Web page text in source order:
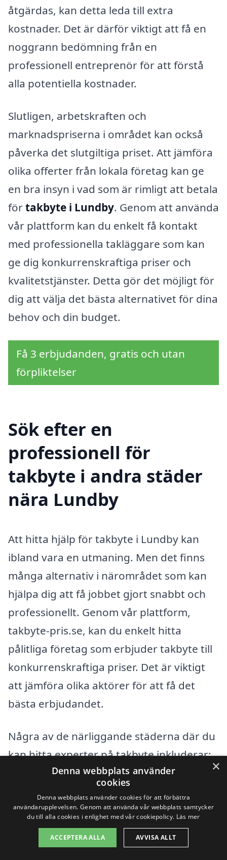
åtgärdas, kan detta leda till extra
kostnader. Det är därför viktigt att få en
noggrann bedömning från en
professionell entreprenör för att förstå
alla potentiella kostnader.
Slutligen, arbetskraften och
marknadspriserna i området kan också
påverka det slutgiltiga priset. Att jämföra
olika offerter från lokala företag kan ge
en bra insyn i vad som är rimligt att betala
förtakbyte i Lundby. Genom att använda
vår plattform kan du enkelt få kontakt
med professionella takläggare som kan
ge dig konkurrenskraftiga priser och
kvalitetstjänster. Detta gör det möjligt för
dig att välja det bästa alternativet för dina
behov och din budget.
Få 3 erbjudanden, gratis och utan
förpliktelser
Sök efter en
professionell för
takbyte i andra städer
nära Lundby
Att hitta hjälp för takbyte i Lundby kan
ibland vara en utmaning. Men det finns
många alternativ i närområdet som kan
hjälpa dig att få jobbet gjort snabbt och
professionellt. Genom vår plattform,
takbyte-pris.se, kan du enkelt hitta
pålitliga företag som erbjuder takbyte till
konkurrenskraftiga priser. Det är viktigt
att jämföra olika aktörer för att få det
bästa erbjudandet.
Några av de närliggande städerna där du
kan hitta experter på takbyte inkluderar:
Nölunda
Stenungsund
×
Denna webbplats använder
cookies
Denna webbplats använder cookies för att förbättra
användarupplevelsen. Genom att använda vår webbplats samtycker
du till alla cookies i enlighet med vår cookiepolicy. Läs mer
ACCEPTERA ALLA AVVISA ALLT